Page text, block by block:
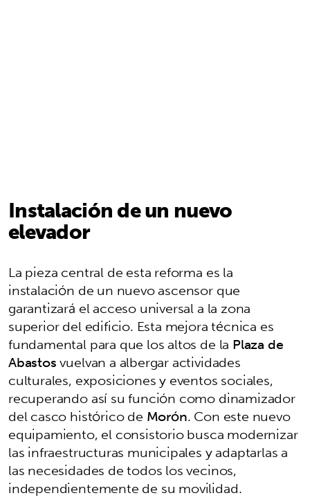
Instalación de un nuevo
elevador
La pieza central de esta reforma es la
instalación de un nuevo ascensor que
garantizará el acceso universal a la zona
superior del edificio. Esta mejora técnica es
fundamental para que los altos de la Plaza de
Abastosvuelvan a albergar actividades
culturales, exposiciones y eventos sociales,
recuperando así su función como dinamizador
del casco histórico de Morón. Con este nuevo
equipamiento, el consistorio busca modernizar
las infraestructuras municipales y adaptarlas a
las necesidades de todos los vecinos,
independientemente de su movilidad.